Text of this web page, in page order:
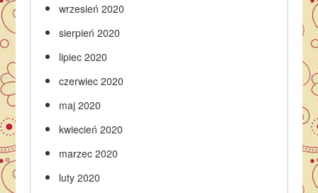
wrzesień 2020
sierpień 2020
lipiec 2020
czerwiec 2020
maj 2020
kwiecień 2020
marzec 2020
luty 2020